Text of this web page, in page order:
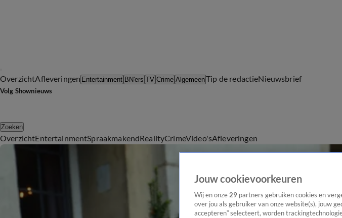
OverzichtAfleveringen Entertainment BN'ers TV Crime AlgemeenTip de redactieNieuwsbrief
Volg Shownieuws
Zoeken
OverzichtEntertainmentSpraakmakendRealityCrimeVideo'sAfleveringen
Jouw cookievoorkeuren
Wij en onze 29 partners gebruiken cookies en
over jou als gebruiker van onze website(s), jouw
accepteren” selecteert, worden